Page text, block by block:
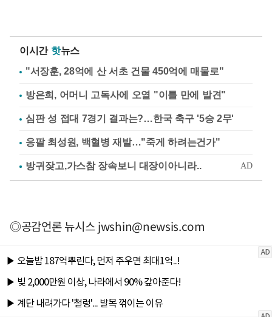
이시간 핫뉴스
"서장훈, 28억에 산 서초 건물 450억에 매물로"
방은희, 어머니 고독사에 오열 "이틀 만에 발견"
심판 성 접대 7경기 결과는?…한국 축구 '5승 2무'
응팔 최성원, 백혈병 재발…"죽게 하려는건가"
◎공감언론 뉴시스jwshin@newsis.com